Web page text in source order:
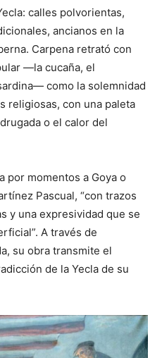
calles polvorientas,
ancianos en la
Carpena retrató con
—la cucaña, el
como la solemnidad
religiosas, con una paleta
o el calor del
por momentos a Goya o
Pascual, “con trazos
y una expresividad que se
A través de
su obra transmite el
de la Yecla de su